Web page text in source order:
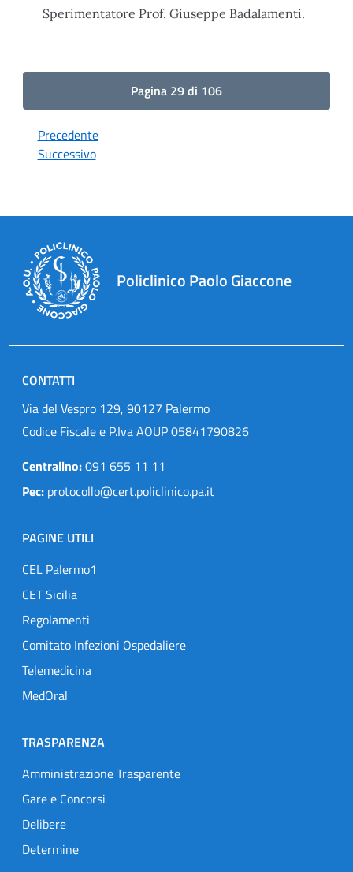
Sperimentatore Prof. Giuseppe Badalamenti.
Pagina 29 di 106
Precedente
Successivo
Policlinico Paolo Giaccone
CONTATTI
Via del Vespro 129, 90127 Palermo
Codice Fiscale e P.Iva AOUP 05841790826
Centralino:091 655 11 11
Pec: protocollo@cert.policlinico.pa.it
PAGINE UTILI
CEL Palermo1
CET Sicilia
Regolamenti
Comitato Infezioni Ospedaliere
Telemedicina
MedOral
TRASPARENZA
Amministrazione Trasparente
Gare e Concorsi
Delibere
Determine